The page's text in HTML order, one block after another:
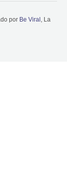
por Be Viral , La